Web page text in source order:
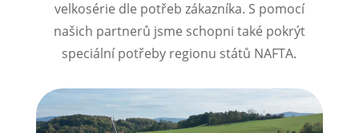
velkosérie dle potřeb zákazníka. S pomocí
našich partnerů jsme schopni také pokrýt
speciální potřeby regionu států NAFTA.